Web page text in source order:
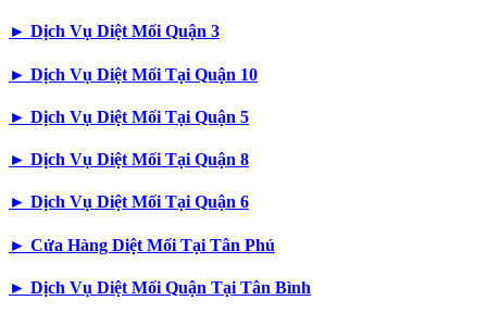
► Dịch Vụ Diệt Mối Quận 3
► Dịch Vụ Diệt Mối Tại Quận 10
► Dịch Vụ Diệt Mối Tại Quận 5
► Dịch Vụ Diệt Mối Tại Quận 8
► Dịch Vụ Diệt Mối Tại Quận 6
► Cửa Hàng Diệt Mối Tại Tân Phú
► Dịch Vụ Diệt Mối Quận Tại Tân Bình